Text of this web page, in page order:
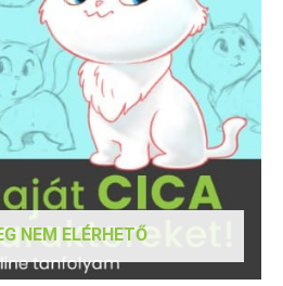
NEM ELÉRHETŐ